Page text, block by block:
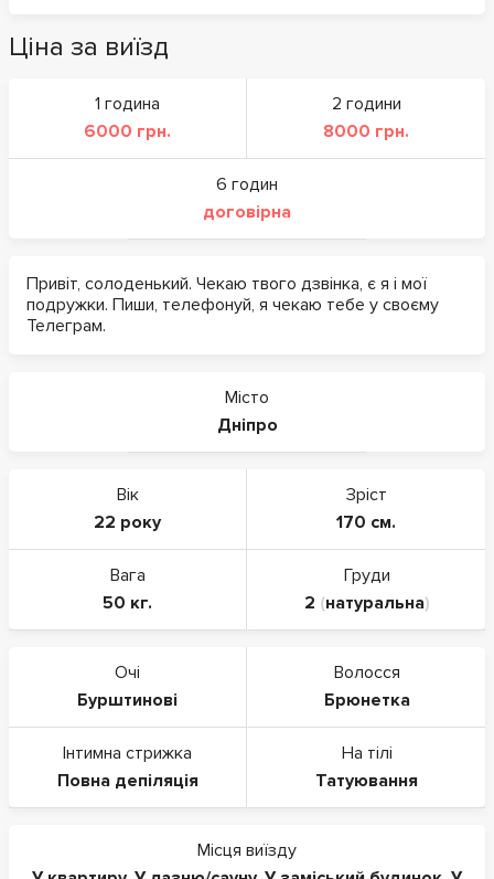
Ціна за виїзд
1 година
6000 грн.
2 години
8000 грн.
6 годин
договірна
Привіт, солоденький. Чекаю твого дзвінка, є я і мої
подружки. Пиши, телефонуй, я чекаю тебе у своєму
Телеграм.
Місто
Дніпро
Вік
22 року
Зріст
170 см.
Вага
50 кг.
Груди
2 (натуральна)
Очі
Бурштинові
Волосся
Брюнетка
Інтимна стрижка
Повна депіляція
На тілі
Татуювання
Місця виїзду